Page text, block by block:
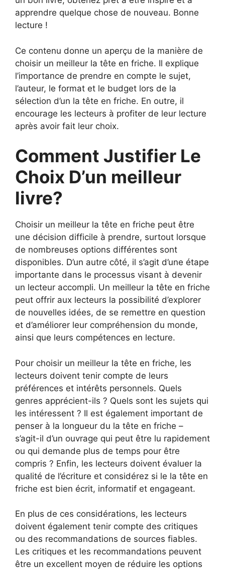
apprendre quelque chose de nouveau. Bonne
lecture !
Ce contenu donne un aperçu de la manière de
choisir un meilleur la tête en friche. Il explique
l’importance de prendre en compte le sujet,
l’auteur, le format et le budget lors de la
sélection d’un la tête en friche. En outre, il
encourage les lecteurs à profiter de leur lecture
après avoir fait leur choix.
Comment Justifier Le
Choix D’un meilleur
livre?
Choisir un meilleur la tête en friche peut être
une décision difficile à prendre, surtout lorsque
de nombreuses options différentes sont
disponibles. D’un autre côté, il s’agit d’une étape
importante dans le processus visant à devenir
un lecteur accompli. Un meilleur la tête en friche
peut offrir aux lecteurs la possibilité d’explorer
de nouvelles idées, de se remettre en question
et d’améliorer leur compréhension du monde,
ainsi que leurs compétences en lecture.
Pour choisir un meilleur la tête en friche, les
lecteurs doivent tenir compte de leurs
préférences et intérêts personnels. Quels
genres apprécient-ils ? Quels sont les sujets qui
les intéressent ? Il est également important de
penser à la longueur du la tête en friche –
s’agit-il d’un ouvrage qui peut être lu rapidement
ou qui demande plus de temps pour être
compris ? Enfin, les lecteurs doivent évaluer la
qualité de l’écriture et considérez si le la tête en
friche est bien écrit, informatif et engageant.
En plus de ces considérations, les lecteurs
doivent également tenir compte des critiques
ou des recommandations de sources fiables.
Les critiques et les recommandations peuvent
être un excellent moyen de réduire les options